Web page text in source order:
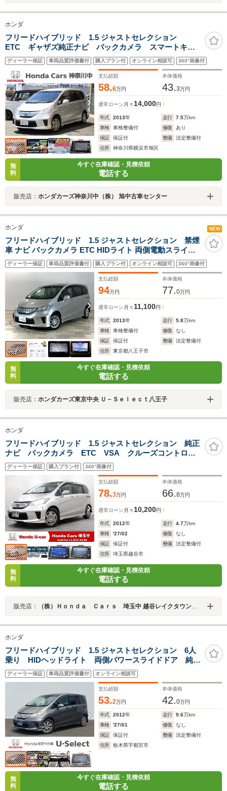
ホンダ
フリードハイブリッド 1.5 ジャストセレクション
ETC ギャザズ純正ナビ バックカメラ スマートキ
ー HID 7人乗り 両側電動スライドドア 前後ドラレ
コ クルーズコントロール フロアマット オートエア
コン オートライト ワンセグ ワンオーナー
ディーラー保証 車両品質評価書付 購入プラン付 オンライン相談可 360°画像付
支払総額
58.6万円
本体価格
43.3万円
通常ローン 月々14,000円
年式 2013年 走行 7.5万km
車検
車検整備付 修復
あり
保証
保証付 整備
法定整備付
住所
神奈川県横浜市旭区
無
料
今すぐ在庫確認・見積依頼
電話する
販売店： ホンダカーズ神奈川中（株） 旭中古車センター
ホンダ NEW
フリードハイブリッド 1.5 ジャストセレクション 禁煙
車 ナビ バックカメラ ETC HIDライト 両側電動スライド
ドア スマートキー クルコン 電動コーナーポール
ドアバイザー ワンセグTV CD ラジオ 15インチアル
ミ 横滑り防止装置
ディーラー保証 車両品質評価書付 購入プラン付 オンライン相談可 360°画像付
支払総額
94万円
本体価格
77.0万円
通常ローン 月々11,100円
年式 2013年 走行 5.8万km
車検
車検整備付 修復
なし
保証
保証付 整備
法定整備付
住所
東京都八王子市
無
料
今すぐ在庫確認・見積依頼
電話する
販売店： ホンダカーズ東京中央 Ｕ－Ｓｅｌｅｃｔ八王子
ホンダ
フリードハイブリッド 1.5 ジャストセレクション 純正
ナビ バックカメラ ETC VSA クルーズコントロー
ル パワースライドドア ディスチャージヘッドライ
ト スマートキー
ディーラー保証 購入プラン付 360°画像付
支払総額
78.3万円
本体価格
66.8万円
通常ローン 月々10,200円
年式 2012年 走行 4.7万km
車検
'27/02 修復
なし
保証
保証付 整備
法定整備付
住所
埼玉県越谷市
無
料
今すぐ在庫確認・見積依頼
電話する
販売店： （株）Ｈｏｎｄａ Ｃａｒｓ 埼玉中 越谷レイクタウン駅東店Ｕ－Ｓｅｌｅｃｔコーナー
ホンダ
フリードハイブリッド 1.5 ジャストセレクション 6人
乗り HIDヘッドライト 両側パワースライドドア 純正
ナビ ハーフレザーシート クルーズコントロール バ
ックカメラ ETC CD DVD オートエアコン
ディーラー保証 車両品質評価書付 オンライン相談可
支払総額
53.2万円
本体価格
42.0万円
年式 2012年 走行 9.6万km
車検
'27/01 修復
なし
保証
保証付 整備
法定整備付
住所
栃木県宇都宮市
無
料
今すぐ在庫確認・見積依頼
電話する